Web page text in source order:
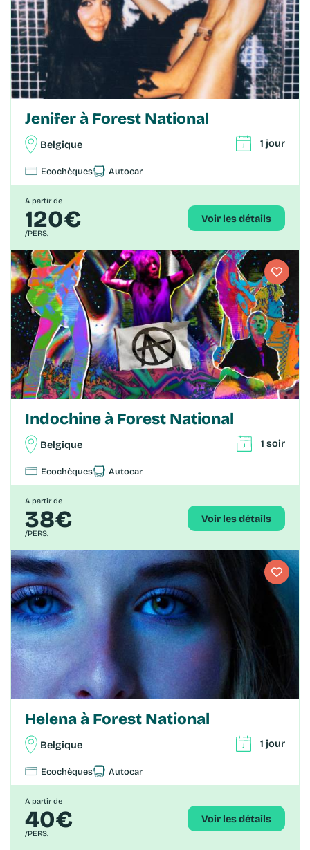
Jenifer à Forest National
Belgique 1 jour
Ecochèques Autocar
A partir de
120€
/PERS.
Voir les détails
Indochine à Forest National
Belgique 1 soir
Ecochèques Autocar
A partir de
38€
/PERS.
Voir les détails
Helena à Forest National
Belgique 1 jour
Ecochèques Autocar
A partir de
40€
/PERS.
Voir les détails